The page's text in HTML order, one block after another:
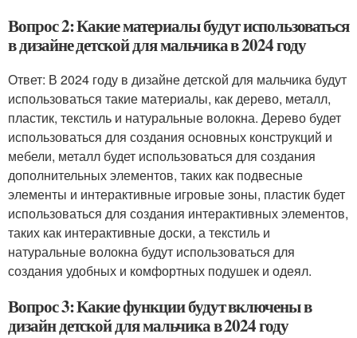
Вопрос 2: Какие материалы будут использоваться
в дизайне детской для мальчика в 2024 году
Ответ: В 2024 году в дизайне детской для мальчика будут
использоваться такие материалы, как дерево, металл,
пластик, текстиль и натуральные волокна. Дерево будет
использоваться для создания основных конструкций и
мебели, металл будет использоваться для создания
дополнительных элементов, таких как подвесные
элементы и интерактивные игровые зоны, пластик будет
использоваться для создания интерактивных элементов,
таких как интерактивные доски, а текстиль и
натуральные волокна будут использоваться для
создания удобных и комфортных подушек и одеял.
Вопрос 3: Какие функции будут включены в
дизайн детской для мальчика в 2024 году